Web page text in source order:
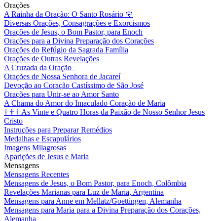
Orações
A Rainha da Oração: O Santo Rosário 🌹
Diversas Orações, Consagrações e Exorcismos
Orações de Jesus, o Bom Pastor, para Enoch
Orações para a Divina Preparação dos Corações
Orações do Refúgio da Sagrada Família
Orações de Outras Revelações
A Cruzada da Oração
Orações de Nossa Senhora de Jacareí
Devoção ao Coração Castíssimo de São José
Orações para Unir-se ao Amor Santo
A Chama do Amor do Imaculado Coração de Maria
† † † As Vinte e Quatro Horas da Paixão de Nosso Senhor Jesus
Cristo
Instruções para Preparar Remédios
Medalhas e Escapulários
Imagens Milagrosas
Aparições de Jesus e Maria
Mensagens
Mensagens Recentes
Mensagens de Jesus, o Bom Pastor, para Enoch, Colômbia
Revelações Marianas para Luz de Maria, Argentina
Mensagens para Anne em Mellatz/Goettingen, Alemanha
Mensagens para Maria para a Divina Preparação dos Corações,
Alemanha